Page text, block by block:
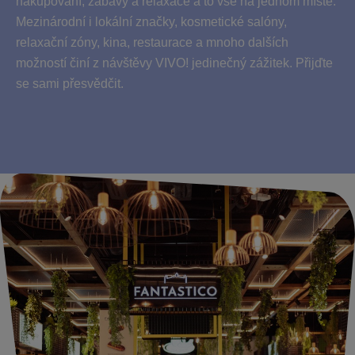
Mezinárodní i lokální značky, kosmetické salóny,
relaxační zóny, kina, restaurace a mnoho dalších
možností činí z návštěvy VIVO! jedinečný zážitek. Přijďte
se sami přesvědčit.